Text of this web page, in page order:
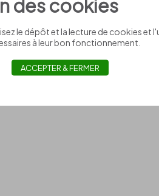
des cookies
le dépôt et la lecture de cookies et
à leur bon fonctionnement.
ACCEPTER & FERMER